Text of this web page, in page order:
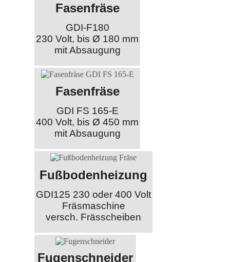
Fasenfräse
GDI-F180
230 Volt, bis Ø 180 mm
mit Absaugung
Fasenfräse
GDI FS 165-E
400 Volt, bis Ø 450 mm
mit Absaugung
Fußbodenheizung
GDI125 230 oder 400 Volt
Fräsmaschine
versch. Frässcheiben
Fugenschneider